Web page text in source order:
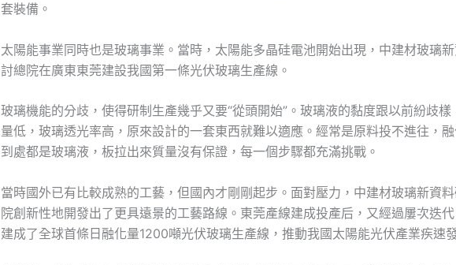
套裝備。
太陽能事業同時也是玻璃事業。當時，太陽能多晶硅電池開始出現，中建材玻璃
討總院在廣東東莞建設我國第一條光伏玻璃生產線。
玻璃機能的分歧，使得研制生產幾乎又要“從頭開始”。玻璃液的黏度跟以前紛歧樣
量低，玻璃透光率高，原來設計的一套東西就難以適應。經常是原料投不進往，
到處都是玻璃液，板拉出來質量沒有保證，每一個步驟都充滿挑戰。
當時國外已有比較成熟的工藝，但國內才剛剛起步。面對壓力，中建材玻璃新資
院創新性地開發出了更具遠景的工藝路線。東莞產線建成投產后，又經過屢次迭
建成了全球首條日融化量1200噸光伏玻璃生產線，推動我國太陽能光伏產業疾速